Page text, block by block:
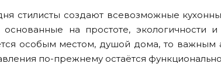
стилисты создают всевозможные
основанные на простоте, экологичности
особым местом, душой дома, то важным
по-прежнему остаётся